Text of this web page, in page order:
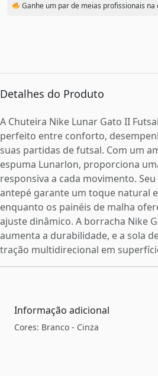
Ganhe um par de meias profissionais
Detalhes do Produto
A Chuteira Nike Lunar Gato II
perfeito entre conforto,
suas partidas de futsal. Com um
espuma Lunarlon, proporciona
responsiva a cada movimento.
antepé garante um toque natural
enquanto os painéis de malha
ajuste dinâmico. A borracha Nike
aumenta a durabilidade, e a sola
tração multidirecional em
Informação adicional
Cores: Branco - Cinza